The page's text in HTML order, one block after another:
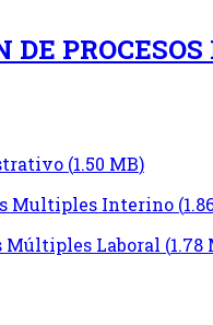
(1.50 MB)
Multiples Interino (
Múltiples Laboral (1.78